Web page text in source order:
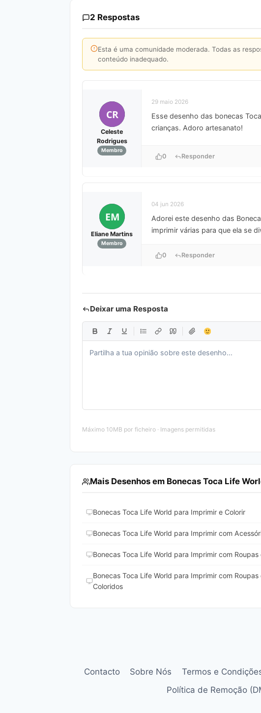
2 Respostas
Esta é uma comunidade moderada. Todas as
conteúdo inadequado.
CR
Celeste
Rodrigues
Membro
29 maio 2026
Esse desenho das bonecas
crianças. Adoro artesanato!
0 Responder
EM
Eliane Martins
Membro
04 jun 2026
Adorei este desenho das
imprimir várias para que ela se
0 Responder
Deixar uma Resposta
Máximo 10MB por ficheiro · Imagens permitidas
Mais Desenhos em Bonecas Toca Life
Bonecas Toca Life World para Imprimir e Colorir
Bonecas Toca Life World para Imprimir com
Bonecas Toca Life World para Imprimir com Roupas
Bonecas Toca Life World para Imprimir com Roupas
Coloridos
Contacto Sobre Nós Termos e
Política de Remoção